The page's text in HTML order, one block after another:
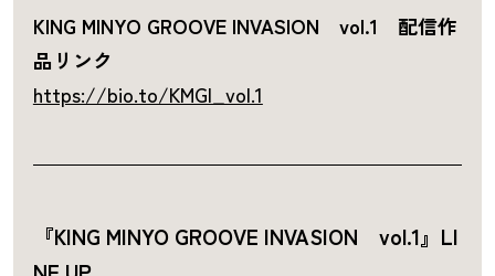
KING MINYO GROOVE INVASION vol.1 配信作
品リンク
https://bio.to/KMGI_vol.1
『KING MINYO GROOVE INVASION vol.1』LI